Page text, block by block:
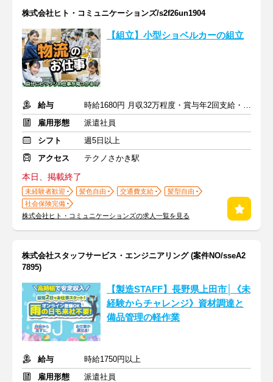
株式会社ヒト・コミュニケーションズ/s2f26un1904
【組立】小型ショベルカーの組立
給与
時給1680円 月収32万程度・賞与年2回支給・退職金制度
雇用形態
派遣社員
シフト
週5日以上
アクセス
テクノさかき駅
本日、掲載終了
未経験者歓迎 髪色自由 交通費支給
髪型自由
社会保険完備
株式会社ヒト・コミュニケーションズの求人一覧を見る
株式会社スタッフサービス・エンジニアリング (案件NO/sseA2
7895)
【製造STAFF】長野県上田市│《未
経験からチャレンジ》資材調達と
備品管理の軽作業
給与
時給1750円以上
雇用形態
派遣社員